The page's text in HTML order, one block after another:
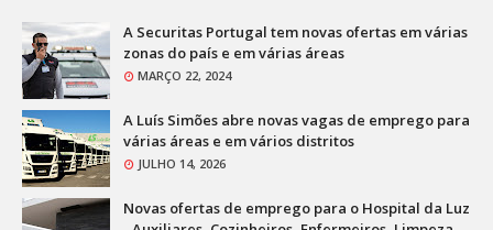
A Securitas Portugal tem novas ofertas em várias
zonas do país e em várias áreas
MARÇO 22, 2024
A Luís Simões abre novas vagas de emprego para
várias áreas e em vários distritos
JULHO 14, 2026
Novas ofertas de emprego para o Hospital da Luz